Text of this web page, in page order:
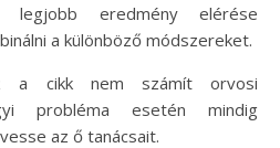
legjobb eredmény elérése
a különböző módszereket.
a cikk nem számít orvosi
probléma esetén mindig
az ő tanácsait.